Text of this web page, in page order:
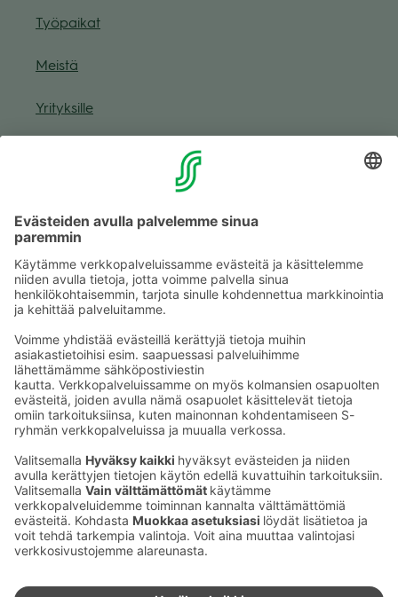
Työ­pai­kat
Meistä
Yri­tyk­sille
Muuta eväs­tea­se­tuk­sia & eväs­tein­for­maa­tio
Tie­to­suo­ja­se­loste (Arina)
Kaup­pa­kes­kus
Ma-pe
9–20
La
9–19
Su
11–18
Katso poik­keus­au­kio­lottäältä
Iso­katu 22–25,
90100 Oulu